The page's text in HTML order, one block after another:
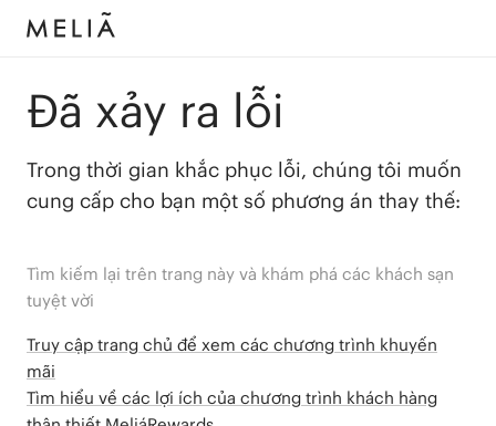
Đã xảy ra lỗi
Trong thời gian khắc phục lỗi, chúng tôi muốn
cung cấp cho bạn một số phương án thay thế:
Tìm kiếm lại trên trang này và khám phá các khách sạn
tuyệt vời
Truy cập trang chủ để xem các chương trình khuyến
mãi
Tìm hiểu về các lợi ích của chương trình khách hàng